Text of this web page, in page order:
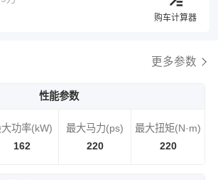
购车计算器
更多参数
性能参数
功率(kW)
162
最大马力(ps)
220
最大扭矩(N·m)
220